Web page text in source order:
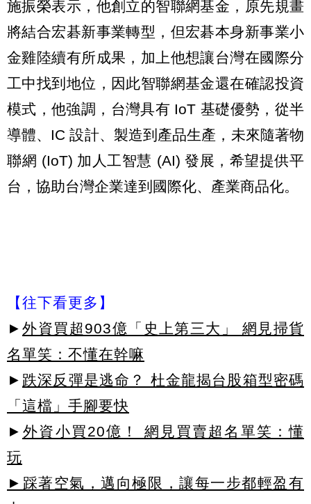
施振榮表示，他創立的智聯網基金，原先規畫
將結合宏碁新事業轉型，但宏碁本身新事業小
金雞陸續有所成果，加上他想讓台灣在國際分
工中找到地位，因此智聯網基金還在確認投資
模式，他強調，台灣具有 IoT 基礎優勢，從半
導體、IC 設計、製造到產品生產，未來隨著物
聯網 (IoT) 加人工智慧 (AI) 發展，希望提供平
台，協助台灣企業達到國際化、產業商品化。
【往下看更多】
► 外資買超903億「史上第三大」 網見掃貨
名單笑：不懂在幹嘛
► 跌深反彈是逃命？ 杜金龍揭台股箱型密碼
「這檔」手腳要快
► 外資小買20億！ 網見買賣超名單笑：懂
玩
►踩著空氣，邁向極限，讓每一步都輕盈有